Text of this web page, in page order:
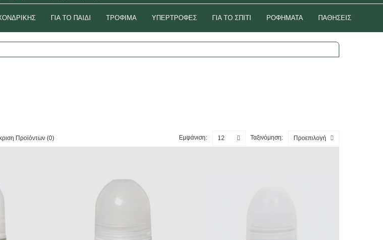
ΓΙΑ ΤΟ ΠΑΙΔΙ ΤΡΟΦΙΜΑ ΥΠΕΡΤΡΟΦΕΣ ΓΙΑ ΤΟ ΣΠΙΤΙ ΡΟΦΗΜΑΤΑ ΠΑΘΗΣΕΙΣ
Προϊόντων (0) Ταξινόμηση: Προεπιλογή
Εμφάνιση: 12